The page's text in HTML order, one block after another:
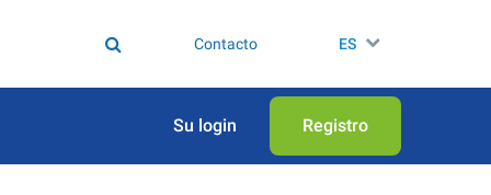
Contacto ES
Su login Registro